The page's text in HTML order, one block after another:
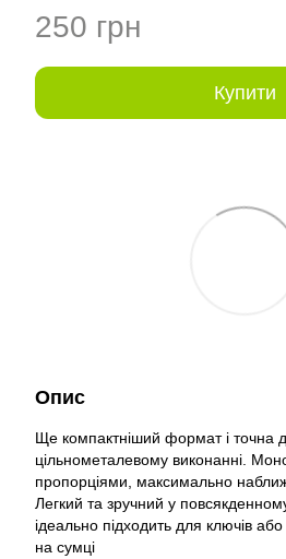
250 грн
Купити
Опис
Ще компактніший формат і точна
цільнометалевому виконанні.
пропорціями, максимально
Легкий та зручний у
ідеально підходить для ключів
на сумці